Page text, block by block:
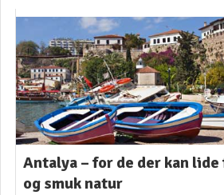
Antalya – for de der kan
og smuk natur